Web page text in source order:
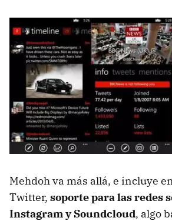
Mehdoh va más allá, e incluye
Twitter, soporte para las redes
Instagram y Soundcloud, algo